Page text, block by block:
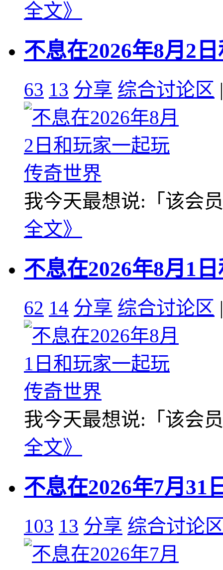
全文》
不息在2026年8月2
63 13 分享 综合讨论区
我今天最想说:「该会
全文》
不息在2026年8月1
62 14 分享 综合讨论区
我今天最想说:「该会
全文》
不息在2026年7月31
103 13 分享 综合讨论